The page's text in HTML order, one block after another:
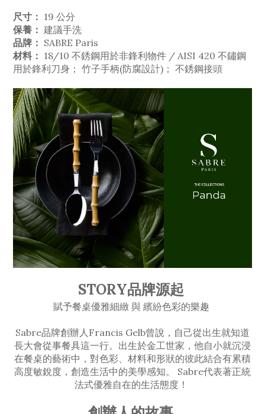
尺寸： 19 公分
保養： 建議手洗
品牌： SABRE Paris
材料： 18/10 不銹鋼用於非鋒利物件 / AISI 420 不鏽鋼
用於鋒利刀身； 竹子手柄(防腐設計)； 不銹鋼接頭
STORY品牌源起
賦予餐桌優雅細緻 與 繽紛色彩的樂趣
Sabre品牌創辦人Francis Gelb曾說，自己從出生就知道
長大會從事餐具這一行。出生於金工世家，他自小就沉浸
在餐桌的藝術中，對色彩、材料和形狀的彼此結合有累積
高度敏銳度，創造生活中的美學感知。 Sabre代表著正統
法式優雅自在的生活態度！